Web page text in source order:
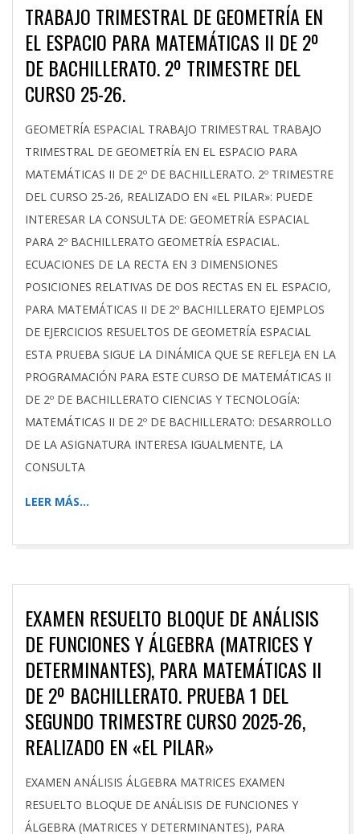
TRABAJO TRIMESTRAL DE GEOMETRÍA EN
EL ESPACIO PARA MATEMÁTICAS II DE 2º
DE BACHILLERATO. 2º TRIMESTRE DEL
CURSO 25-26.
2026-
02-
03
GEOMETRÍA ESPACIAL TRABAJO TRIMESTRAL TRABAJO
TRIMESTRAL DE GEOMETRÍA EN EL ESPACIO PARA
MATEMÁTICAS II DE 2º DE BACHILLERATO. 2º TRIMESTRE
DEL CURSO 25-26, REALIZADO EN «EL PILAR»: PUEDE
INTERESAR LA CONSULTA DE: GEOMETRÍA ESPACIAL
PARA 2º BACHILLERATO GEOMETRÍA ESPACIAL.
ECUACIONES DE LA RECTA EN 3 DIMENSIONES
POSICIONES RELATIVAS DE DOS RECTAS EN EL ESPACIO,
PARA MATEMÁTICAS II DE 2º BACHILLERATO EJEMPLOS
DE EJERCICIOS RESUELTOS DE GEOMETRÍA ESPACIAL
ESTA PRUEBA SIGUE LA DINÁMICA QUE SE REFLEJA EN LA
PROGRAMACIÓN PARA ESTE CURSO DE MATEMÁTICAS II
DE 2º DE BACHILLERATO CIENCIAS Y TECNOLOGÍA:
MATEMÁTICAS II DE 2º DE BACHILLERATO: DESARROLLO
DE LA ASIGNATURA INTERESA IGUALMENTE, LA
CONSULTA
LEER MÁS…
EXAMEN RESUELTO BLOQUE DE ANÁLISIS
DE FUNCIONES Y ÁLGEBRA (MATRICES Y
DETERMINANTES), PARA MATEMÁTICAS II
DE 2º BACHILLERATO. PRUEBA 1 DEL
SEGUNDO TRIMESTRE CURSO 2025-26,
REALIZADO EN «EL PILAR»
2026-
01-
15
EXAMEN ANÁLISIS ÁLGEBRA MATRICES EXAMEN
RESUELTO BLOQUE DE ANÁLISIS DE FUNCIONES Y
ÁLGEBRA (MATRICES Y DETERMINANTES), PARA